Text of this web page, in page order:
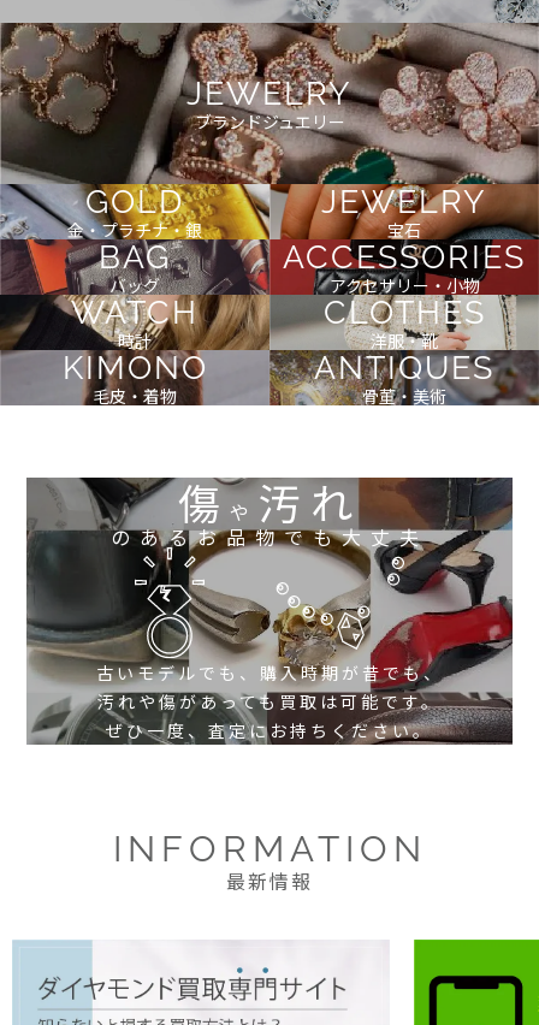
JEWELRY
ブランドジュエリー
GOLD
金・プラチナ・銀
JEWELRY
宝石
BAG
バッグ
ACCESSORIES
アクセサリー・小物
WATCH
時計
CLOTHES
洋服・靴
KIMONO
毛皮・着物
ANTIQUES
骨董・美術
傷や 汚れ
のあるお品物でも大丈夫
古いモデルでも、購入時期が昔でも、
汚れや傷があっても買取は可能です。
ぜひ一度、査定にお持ちください。
INFORMATION
最新情報